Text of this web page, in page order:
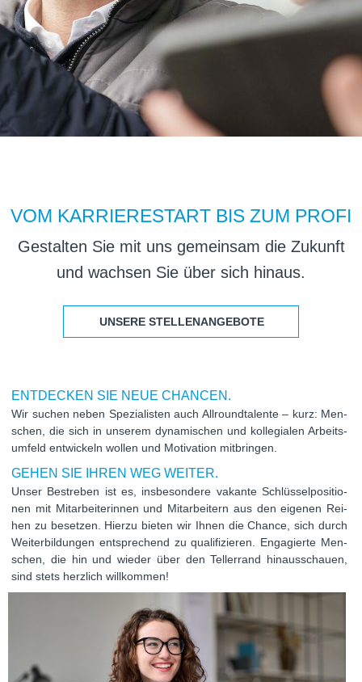
VOM KARRIERESTART BIS ZUM PROFI
Gestal­ten Sie mit uns gemein­sam die Zukunft
und wach­sen Sie über sich hinaus.
UNSERE STEL­LEN­AN­GE­BOTE
ENT­DE­CKEN SIE NEUE CHANCEN.
Wir suchen neben Spe­zia­lis­ten auch All­round­ta­lente – kurz: Men­
schen, die sich in unse­rem dyna­mi­schen und kol­le­gia­len Arbeits­
um­feld ent­wi­ckeln wol­len und Moti­va­tion mitbringen.
GEHEN SIE IHREN WEG WEITER.
Unser Bestre­ben ist es, ins­be­son­dere vakante Schlüs­sel­po­si­tio­
nen mit Mit­ar­bei­te­rin­nen und Mit­ar­bei­tern aus den eige­nen Rei­
hen zu beset­zen. Hierzu bie­ten wir Ihnen die Chance, sich durch
Wei­ter­bil­dun­gen ent­spre­chend zu qua­li­fi­zie­ren. Enga­gierte Men­
schen, die hin und wie­der über den Tel­ler­rand hin­aus­schauen,
sind stets herz­lich willkommen!